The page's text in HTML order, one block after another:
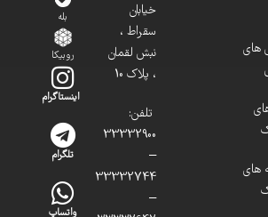
های
های
خیابان
سقراط ،
نبش لقمان
، پلاک 10
تلفن:
33332900
–
33332744
–
بله
روبیکا
اینستاگرام
تلگرام
واتساپ